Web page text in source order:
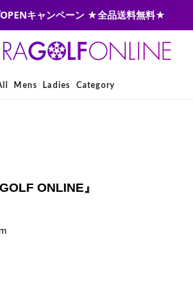
キャンペーン ★全品送料無料★
Mens Ladies Category
ONLINE』